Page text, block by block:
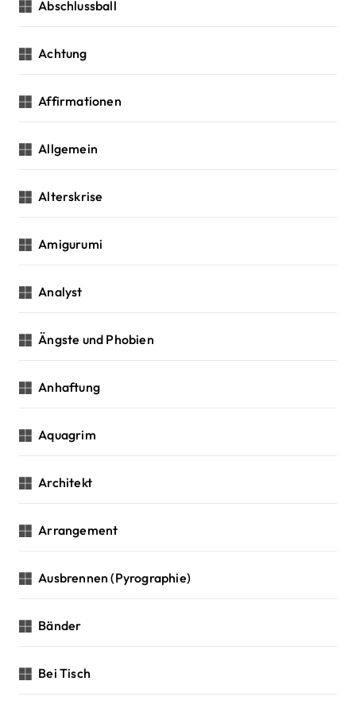
g
a
t
i
o
c
Abschlussball
Achtung
Affirmationen
Allgemein
Alterskrise
Amigurumi
Analyst
Ängste und Phobien
Anhaftung
Aquagrim
Architekt
Arrangement
Ausbrennen (Pyrographie)
Bänder
Bei Tisch